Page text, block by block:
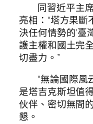
同習近平主
亮相：“塔方果
決任何情勢的‘臺
護主權和國土完
切盡力。”
“無論國際風
是塔吉克斯坦值
伙伴、密切無間
懇。